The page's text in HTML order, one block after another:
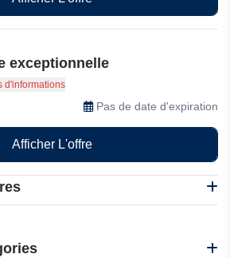
exceptionnelle
un générateur d'images IA gratuit.
Plus d'informations
Pas de date d'expiration
Afficher L'offre